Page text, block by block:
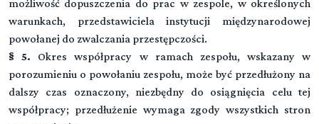
możliwość dopuszczenia do prac w zespole, w określonych
warunkach, przedstawiciela instytucji międzynarodowej
powołanej do zwalczania przestępczości.
§ 5. Okres współpracy w ramach zespołu, wskazany w
porozumieniu o powołaniu zespołu, może być przedłużony na
dalszy czas oznaczony, niezbędny do osiągnięcia celu tej
współpracy; przedłużenie wymaga zgody wszystkich stron